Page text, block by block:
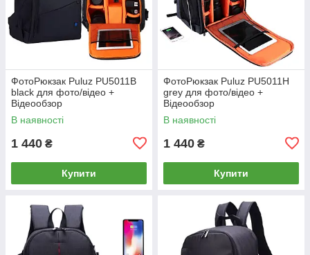
ФотоРюкзак Puluz PU5011B
black для фото/відео +
Відеообзор
В наявності
1 440 ₴
Купити
ФотоРюкзак Puluz PU5011H
grey для фото/відео +
Відеообзор
В наявності
1 440 ₴
Купити